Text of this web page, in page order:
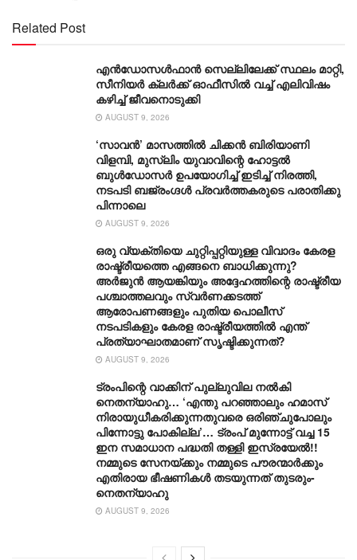
Related Post
എൻഡോസൾഫാൻ സെല്ലിലേക്ക് സ്ഥലം മാറ്റി,
സീനിയർ ക്ലർക്ക് ഓഫീസിൽ വച്ച് എലിവിഷം
കഴിച്ച് ജീവനൊടുക്കി
AUGUST 9, 2026
‘സാവന്‍’ മാസത്തില്‍ ചിക്കന്‍ ബിരിയാണി
വിളമ്പി, മുസ്ലിം യുവാവിന്റെ ഹോട്ടല്‍
ബുൾഡോസർ ഉപയോഗിച്ച് ഇടിച്ച് നിരത്തി,
നടപടി ബജ്‌രംഗ്ദള്‍ പ്രവര്‍ത്തകരുടെ പരാതിക്കു
പിന്നാലെ
AUGUST 9, 2026
ഒരു വ്യക്തിയെ ചുറ്റിപ്പറ്റിയുള്ള വിവാദം കേരള
രാഷ്ട്രീയത്തെ എങ്ങനെ ബാധിക്കുന്നു?
അർജുൻ ആയങ്കിയും അദ്ദേഹത്തിന്റെ രാഷ്ട്രീയ
പശ്ചാത്തലവും സ്വർണക്കടത്ത്
ആരോപണങ്ങളും പുതിയ പൊലീസ്
നടപടികളും കേരള രാഷ്ട്രീയത്തിൽ എന്ത്
പ്രത്യാഘാതമാണ് സൃഷ്ടിക്കുന്നത്?
AUGUST 9, 2026
ട്രംപിന്റെ വാക്കിന് പുല്ലുവില നൽകി
നെതന്യാഹു… ‘എന്തു പറഞ്ഞാലും ഹമാസ്
നിരായുധീകരിക്കുന്നതുവരെ ഒരിഞ്ചുപോലും
പിന്നോട്ടു പോകില്ല’… ട്രംപ് മുന്നോ‌ട്ട് വച്ച 15
ഇന സമാധാന പദ്ധതി തള്ളി ഇസ്രയേൽ!!
നമ്മുടെ സേനയ്ക്കും നമ്മുടെ പൗരന്മാർക്കും
എതിരായ ഭീഷണികൾ തടയുന്നത് തുടരും-
നെതന്യാഹു
AUGUST 9, 2026